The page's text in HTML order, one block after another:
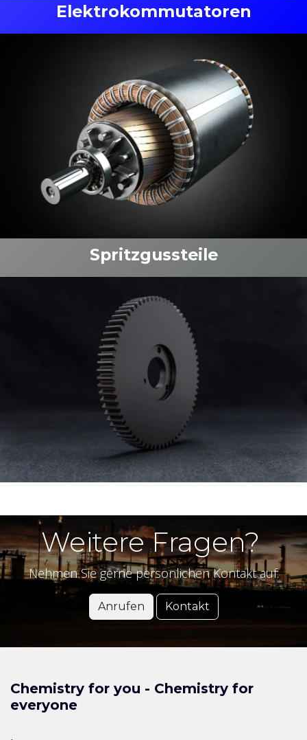
Elektrokommutatoren
Spritzgussteile
Weitere Fragen?
Nehmen Sie gerne persönlichen Kontakt auf:
Anrufen Kontakt
Chemistry for you - Chemistry for
everyone